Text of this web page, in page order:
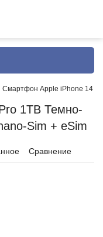
Смартфон Apple iPhone 14
1TB Темно-
Sim + eSim
Сравнение